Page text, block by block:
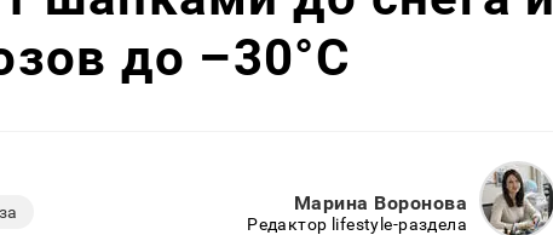
до –30°C
Марина Воронова
Редактор lifestyle-раздела